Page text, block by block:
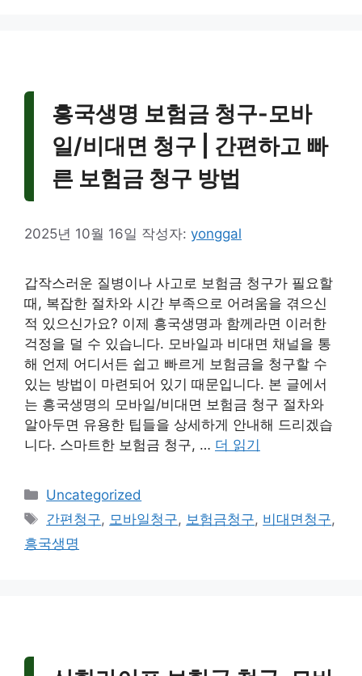
흥국생명 보험금 청구-모바
일/비대면 청구 | 간편하고 빠
른 보험금 청구 방법
2025년 10월 16일 작성자: yonggal
갑작스러운 질병이나 사고로 보험금 청구가 필요할
때, 복잡한 절차와 시간 부족으로 어려움을 겪으신
적 있으신가요? 이제 흥국생명과 함께라면 이러한
걱정을 덜 수 있습니다. 모바일과 비대면 채널을 통
해 언제 어디서든 쉽고 빠르게 보험금을 청구할 수
있는 방법이 마련되어 있기 때문입니다. 본 글에서
는 흥국생명의 모바일/비대면 보험금 청구 절차와
알아두면 유용한 팁들을 상세하게 안내해 드리겠습
니다. 스마트한 보험금 청구, … 더 읽기
카
테
리
Uncategorized
태
그
간편청구, 모바일청구, 보험금청구, 비대면청구,
흥국생명